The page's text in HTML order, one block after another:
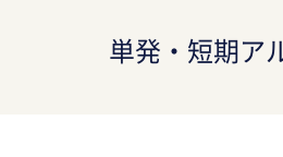
単発・短期ア